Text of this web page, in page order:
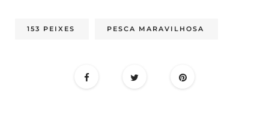
153 PEIXES PESCA MARAVILHOSA